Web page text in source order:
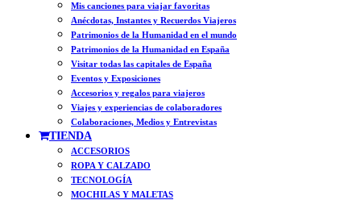
Mis canciones para viajar favoritas
Anécdotas, Instantes y Recuerdos Viajeros
Patrimonios de la Humanidad en el mundo
Patrimonios de la Humanidad en España
Visitar todas las capitales de España
Eventos y Exposiciones
Accesorios y regalos para viajeros
Viajes y experiencias de colaboradores
Colaboraciones, Medios y Entrevistas
TIENDA
ACCESORIOS
ROPA Y CALZADO
TECNOLOGÍA
MOCHILAS Y MALETAS